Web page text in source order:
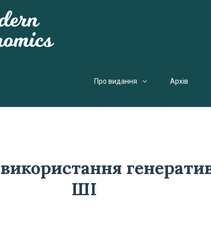
Про видання Архів
ШІ